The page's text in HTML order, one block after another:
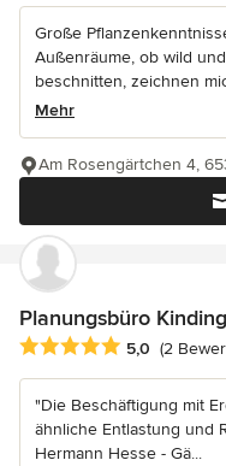
Große
Außenräume, ob wild
beschnitten, zeichnen
Mehr
Am Rosengärtchen 4,
Planungsbüro
Durchschnittliche
5,0 (2
"Die Beschäftigung mit
ähnliche Entlastung und
Hermann Hesse - Gä...